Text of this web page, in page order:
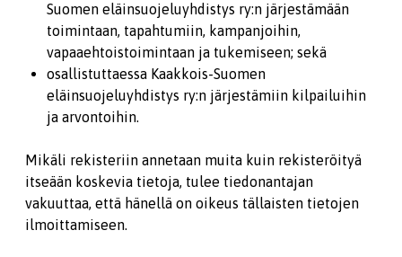
Suomen eläinsuojeluyhdistys ry:n järjestämään
toimintaan, tapahtumiin, kampanjoihin,
vapaaehtoistoimintaan ja tukemiseen; sekä
osallistuttaessa Kaakkois-Suomen
eläinsuojeluyhdistys ry:n järjestämiin kilpailuihin
ja arvontoihin.
Mikäli rekisteriin annetaan muita kuin rekisteröityä
itseään koskevia tietoja, tulee tiedonantajan
vakuuttaa, että hänellä on oikeus tällaisten tietojen
ilmoittamiseen.